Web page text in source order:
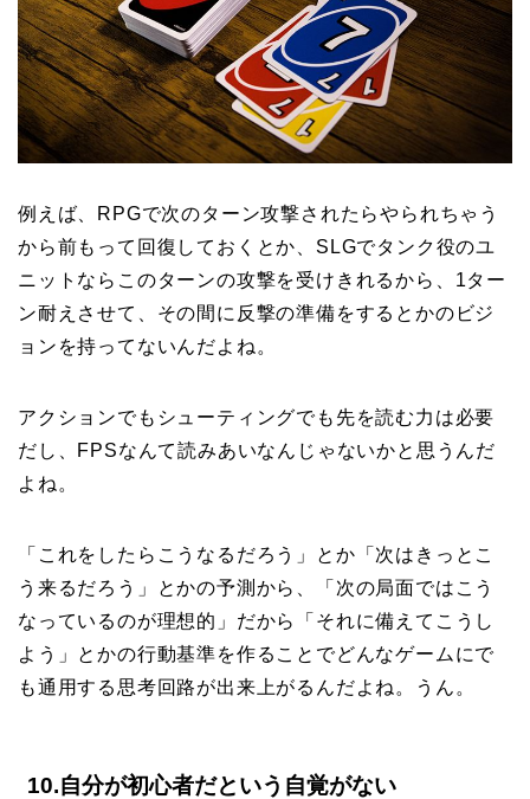
例えば、RPGで次のターン攻撃されたらやられちゃう
から前もって回復しておくとか、SLGでタンク役のユ
ニットならこのターンの攻撃を受けきれるから、1ター
ン耐えさせて、その間に反撃の準備をするとかのビジ
ョンを持ってないんだよね。
アクションでもシューティングでも先を読む力は必要
だし、FPSなんて読みあいなんじゃないかと思うんだ
よね。
「これをしたらこうなるだろう」とか「次はきっとこ
う来るだろう」とかの予測から、「次の局面ではこう
なっているのが理想的」だから「それに備えてこうし
よう」とかの行動基準を作ることでどんなゲームにで
も通用する思考回路が出来上がるんだよね。うん。
10.自分が初心者だという自覚がない